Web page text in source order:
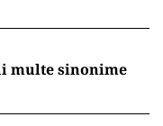
multe sinonime